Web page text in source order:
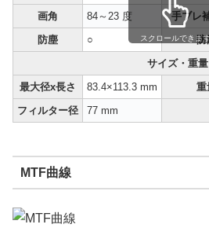
画角
84～23 度 手ブレ
防塵
○ 防
サイズ・重量
最大径x長さ
83.4×113.3 mm 重
フィルター径
77 mm
スクロールできま
MTF曲線